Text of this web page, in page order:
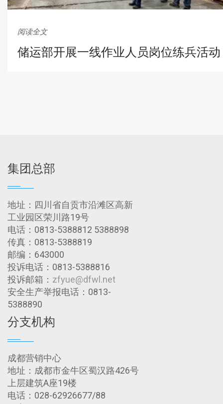
阅读全文
储运部开展一线作业人员岗位练兵活动
集团总部
地址：四川省自贡市沿滩区高新
工业园区荣川路19号
电话：0813-5388812 5388898
传真：0813-5388819
邮编：643000
投诉电话：0813-5388816
投诉邮箱： zfyue@dfwl.net
安全生产举报电话：0813-
5388890
分支机构
成都营销中心
地址：成都市金牛区蜀汉路426号
上层建筑A座19楼
电话：028-62926677/88